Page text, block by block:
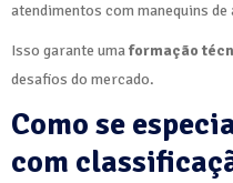
atendimentos com manequins
Isso garante umaformação
desafios do mercado.
Como se
com